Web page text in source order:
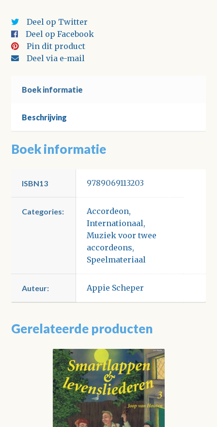
Deel op Twitter
Deel op Facebook
Pin dit product
Deel via e-mail
Boek informatie
Beschrijving
Boek informatie
ISBN13 9789069113203
Categories: Accordeon,
Internationaal,
Muziek voor twee
accordeons,
Speelmateriaal
Auteur: Appie Scheper
Gerelateerde producten